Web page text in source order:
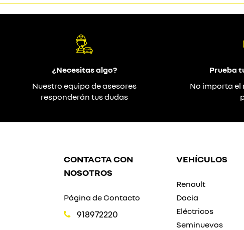
¿Necesitas algo?
Nuestro equipo de asesores
responderán tus dudas
Prueba
No importa el
CONTACTA CON
NOSOTROS
Página de Contacto
918972220
VEHÍCULOS
Renault
Dacia
Eléctricos
Seminuevos